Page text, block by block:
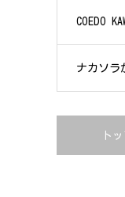
COEDO
ナカソラ
ト